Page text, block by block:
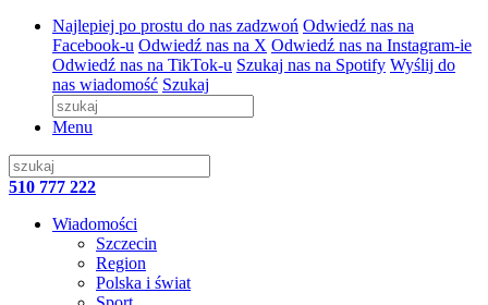
Najlepiej po prostu do nas zadzwoń Odwiedź nas na
Facebook-u Odwiedź nas na X Odwiedź nas na Instagram-ie
Odwiedź nas na TikTok-u Szukaj nas na Spotify Wyślij do
nas wiadomość Szukaj
Menu
510 777 222
Wiadomości
Szczecin
Region
Polska i świat